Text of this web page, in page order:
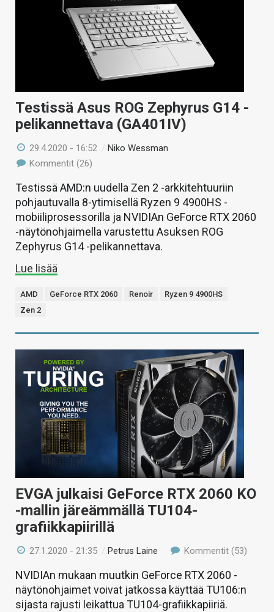
Testissä Asus ROG Zephyrus G14 -
pelikannettava (GA401IV)
29.4.2020 - 16:52 /Niko Wessman
Kommentit (26)
Testissä AMD:n uudella Zen 2 -arkkitehtuuriin
pohjautuvalla 8-ytimisellä Ryzen 9 4900HS -
mobiiliprosessorilla ja NVIDIAn GeForce RTX 2060
-näytönohjaimella varustettu Asuksen ROG
Zephyrus G14 -pelikannettava.
Lue lisää
AMD GeForce RTX 2060 Renoir
Ryzen 9 4900HS
Zen 2
EVGA julkaisi GeForce RTX 2060 KO
-mallin järeämmällä TU104-
grafiikkapiirillä
27.1.2020 - 21:35 /Petrus Laine Kommentit (53)
NVIDIAn mukaan muutkin GeForce RTX 2060 -
näytönohjaimet voivat jatkossa käyttää TU106:n
sijasta rajusti leikattua TU104-grafiikkapiiriä.